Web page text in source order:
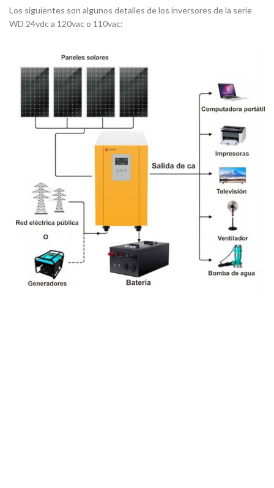
Los siguientes son algunos detalles de los inversores de la serie
WD 24vdc a 120vac o 110vac: